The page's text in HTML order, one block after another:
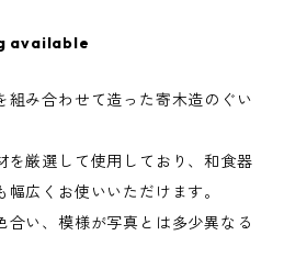
available
組み合わせて造った寄木造のぐい
を厳選して使用しており、和食器
広くお使いいただけます。
合い、模様が写真とは多少異なる